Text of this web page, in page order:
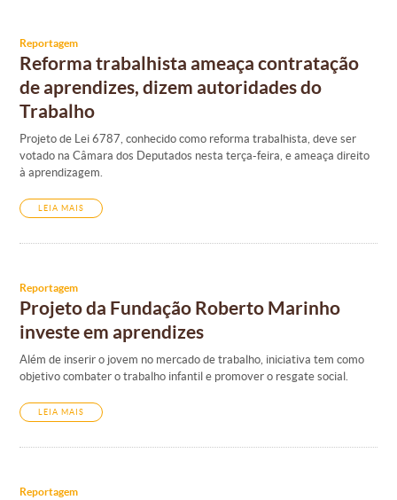
Reportagem
Reforma trabalhista ameaça contratação
de aprendizes, dizem autoridades do
Trabalho
Projeto de Lei 6787, conhecido como reforma trabalhista, deve ser
votado na Câmara dos Deputados nesta terça-feira, e ameaça direito
à aprendizagem.
LEIA MAIS
Reportagem
Projeto da Fundação Roberto Marinho
investe em aprendizes
Além de inserir o jovem no mercado de trabalho, iniciativa tem como
objetivo combater o trabalho infantil e promover o resgate social.
LEIA MAIS
Reportagem